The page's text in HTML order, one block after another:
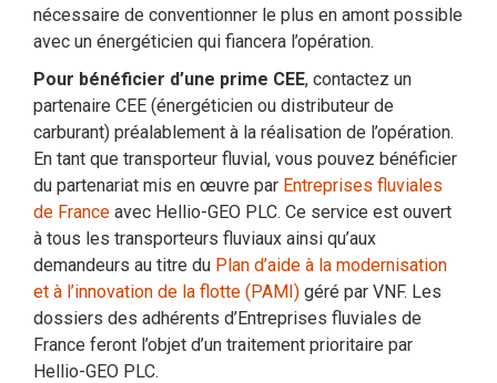
nécessaire de conventionner le plus en amont possible
avec un énergéticien qui fiancera l’opération.
Pour bénéficier d’une prime CEE, contactez un
partenaire CEE (énergéticien ou distributeur de
carburant) préalablement à la réalisation de l’opération.
En tant que transporteur fluvial, vous pouvez bénéficier
du partenariat mis en œuvre par Entreprises fluviales
de France avec Hellio-GEO PLC. Ce service est ouvert
à tous les transporteurs fluviaux ainsi qu’aux
demandeurs au titre du Plan d’aide à la modernisation
et à l’innovation de la flotte (PAMI) géré par VNF. Les
dossiers des adhérents d’Entreprises fluviales de
France feront l’objet d’un traitement prioritaire par
Hellio-GEO PLC.